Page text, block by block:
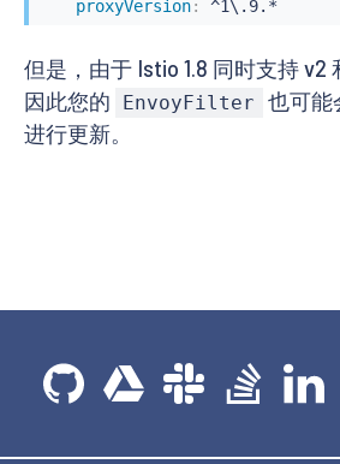
proxyVersion: ^1\.9.*
但是，由于 Istio 1.8 同时支持 v2
因此您的
EnvoyFilter
也可能
进行更新。